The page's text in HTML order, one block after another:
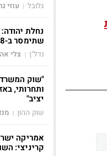
גלובל | עוזי
שתימסר ב-2028
נדל"ן | צלי
"שוק
ותחרותי,
יציב"
שוק ההון |
קריניצי: